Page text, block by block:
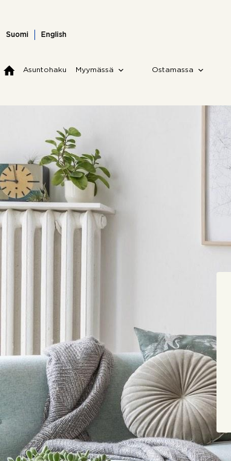
content
Suomi English
Asuntohaku Myymässä Ostamassa